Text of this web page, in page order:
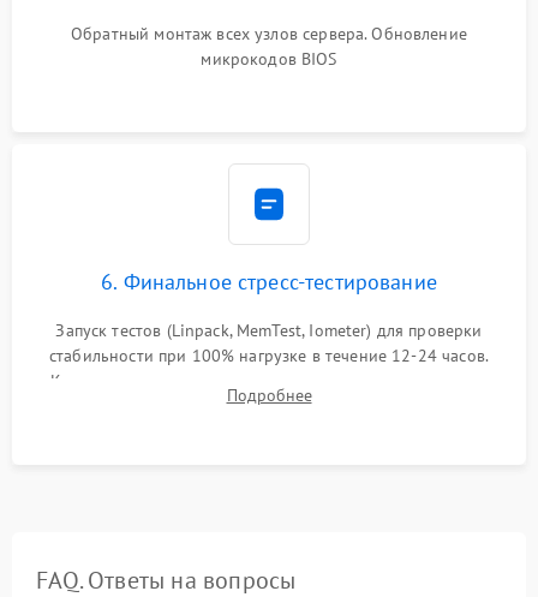
Обратный монтаж всех узлов сервера. Обновление
микрокодов BIOS
6. Финальное стресс-тестирование
Запуск тестов (Linpack, MemTest, Iometer) для проверки
стабильности при 100% нагрузке в течение 12-24 часов.
Контроль температурных режимов, проверка отсутствия
троттлинга и подготовка сервера к выдаче.
Подробнее
FAQ. Ответы на вопросы